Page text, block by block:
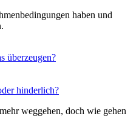
haben und
hinderlich?
weggehen, doch wie gehen